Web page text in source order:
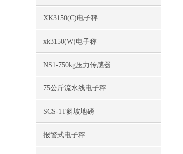
XK3150(C)电子秤
xk3150(W)电子称
NS1-750kg压力传感器
75公斤流水线电子秤
SCS-1T斜坡地磅
报警式电子秤